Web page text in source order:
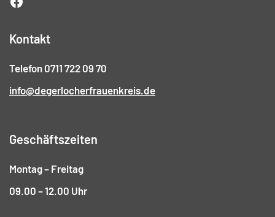
Kontakt
Telefon 0711 722 09 70
info@degerlocherfrauenkreis.de
Geschäftszeiten
Montag – Freitag
09.00 – 12.00 Uhr